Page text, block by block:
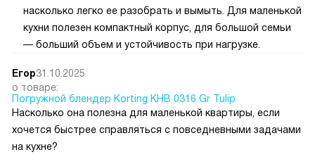
насколько легко ее разобрать и вымыть. Для маленькой
кухни полезен компактный корпус, для большой семьи
— больший объем и устойчивость при нагрузке.
Егор31.10.2025
о товаре:
Погружной блендер Korting KHB 0316 Gr Tulip
Насколько она полезна для маленькой квартиры, если
хочется быстрее справляться с повседневными задачами
на кухне?